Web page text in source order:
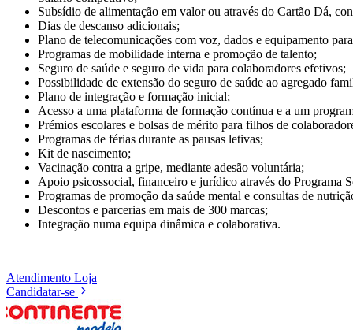
Subsídio de alimentação em valor ou através do Cartão Dá,
Dias de descanso adicionais;
Plano de telecomunicações com voz, dados e equipamento
Programas de mobilidade interna e promoção de talento;
Seguro de saúde e seguro de vida para colaboradores efetivos;
Possibilidade de extensão do seguro de saúde ao agregado
Plano de integração e formação inicial;
Acesso a uma plataforma de formação contínua e a um
Prémios escolares e bolsas de mérito para filhos de
Programas de férias durante as pausas letivas;
Kit de nascimento;
Vacinação contra a gripe, mediante adesão voluntária;
Apoio psicossocial, financeiro e jurídico através do Programa
Programas de promoção da saúde mental e consultas de
Descontos e parcerias em mais de 300 marcas;
Integração numa equipa dinâmica e colaborativa.
Atendimento Loja
Candidatar-se